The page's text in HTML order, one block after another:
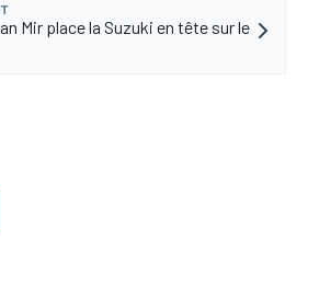
Mir place la Suzuki en tête sur le